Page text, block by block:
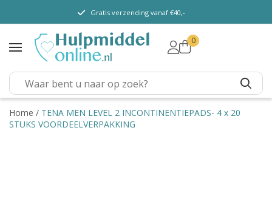
TENA Lady
TENA Men
TENA Pants (m/v)
TENA Flex
TENA Slip
Gratis verzending vanaf €40,-
0
Home / TENA MEN LEVEL 2 INCONTINENTIEPADS- 4 x 20
STUKS VOORDEELVERPAKKING